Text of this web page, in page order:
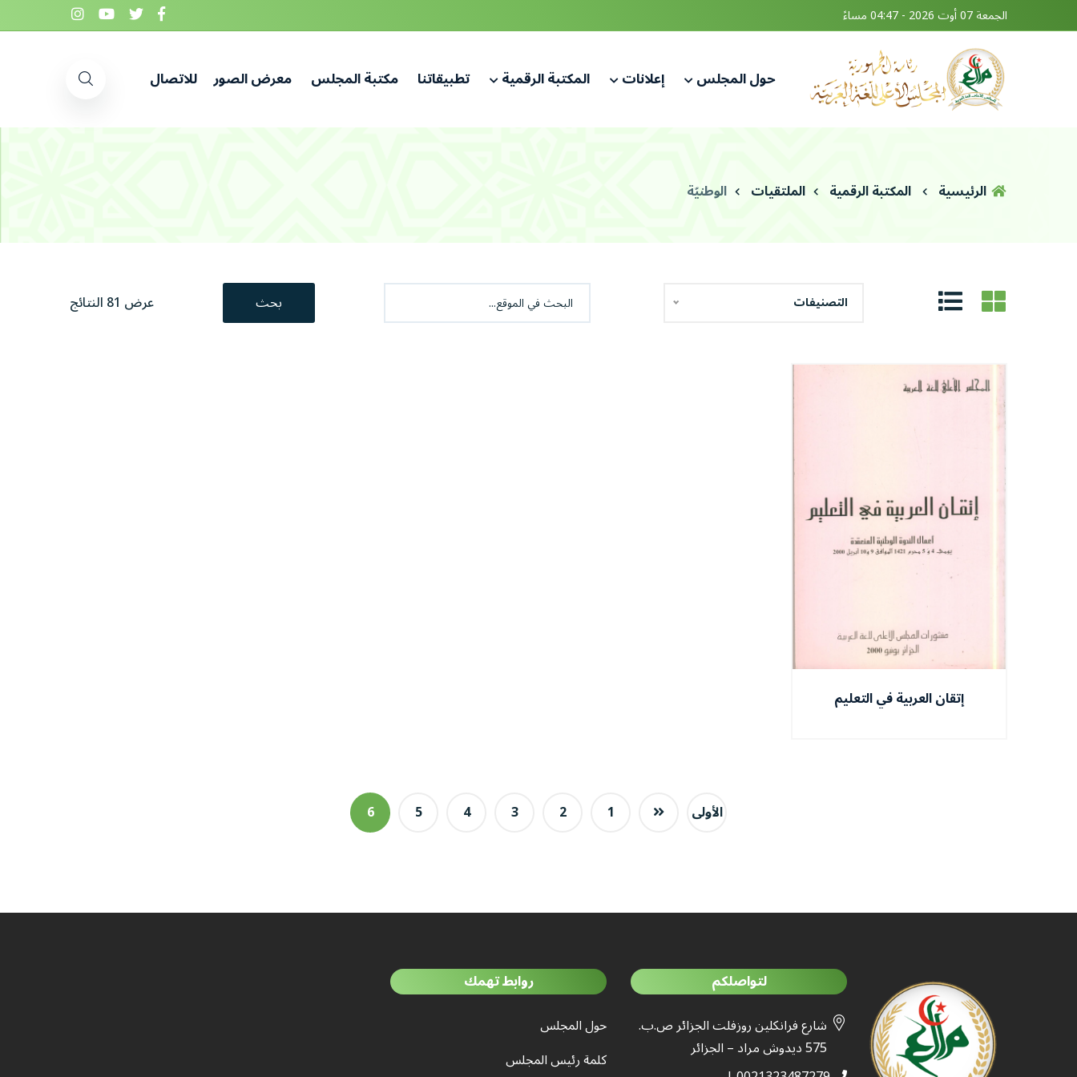
الجمعة 07 أوت 2026 - 04:47 مساءً
حول المجلس إعلانات المكتبة الرقمية تطبيقاتنا مكتبة المجلس معرض الصور للاتصال
الرئيسية المكتبة الرقمية الملتقيات الوطنيّة
التصنيفات بحث عرض 81 النتائج
إتقان العربية في التعليم
الأولى 1
2
3
4
5
6
لتواصلكم
شارع فرانكلين روزفلت الجزائر ص.ب.
575 ديدوش مراد – الجزائر
روابط تهمك
حول المجلس
كلمة رئيس المجلس